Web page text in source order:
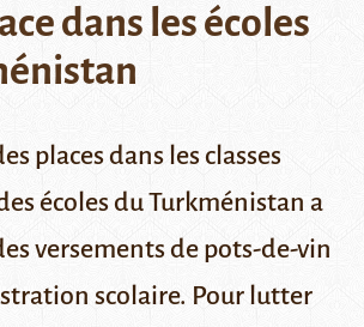
dans les écoles
places dans les classes
écoles du Turkménistan a
versements de pots-de-vin
scolaire. Pour lutter